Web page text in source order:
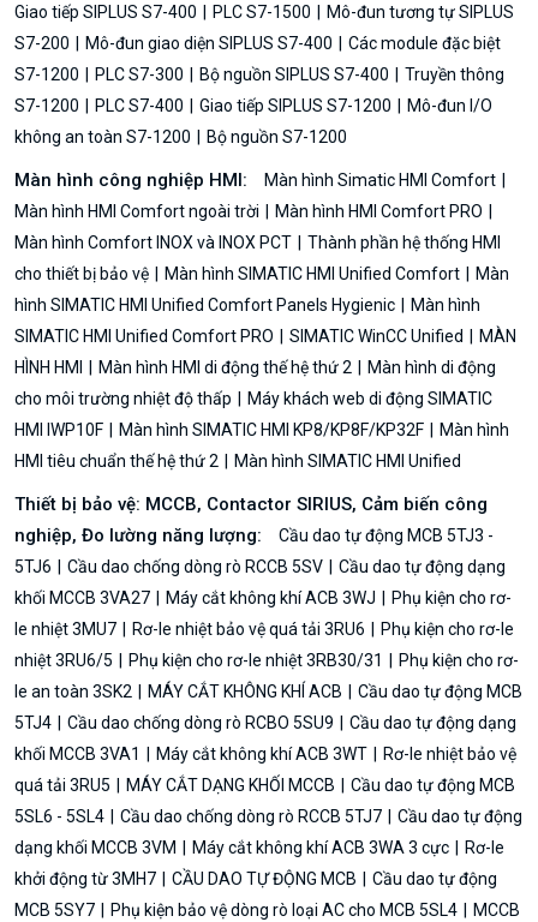
Giao tiếp SIPLUS S7-400
PLC S7-1500
Mô-đun tương tự SIPLUS
S7-200
Mô-đun giao diện SIPLUS S7-400
Các module đặc biệt
S7-1200
PLC S7-300 Bộ nguồn SIPLUS S7-400
Truyền thông
S7-1200
PLC S7-400 Giao tiếp SIPLUS S7-1200
Mô-đun I/O
không an toàn S7-1200
Bộ nguồn S7-1200
Màn hình công nghiệp HMI:
Màn hình Simatic HMI Comfort
Màn hình HMI Comfort ngoài trời
Màn hình HMI Comfort PRO
Màn hình Comfort INOX và INOX PCT
Thành phần hệ thống HMI
cho thiết bị bảo vệ
Màn hình SIMATIC HMI Unified Comfort
Màn
hình SIMATIC HMI Unified Comfort Panels Hygienic
Màn hình
SIMATIC HMI Unified Comfort PRO
SIMATIC WinCC Unified
MÀN
HÌNH HMI
Màn hình HMI di động thế hệ thứ 2
Màn hình di động
cho môi trường nhiệt độ thấp
Máy khách web di động SIMATIC
HMI IWP10F
Màn hình SIMATIC HMI KP8/KP8F/KP32F
Màn hình
HMI tiêu chuẩn thế hệ thứ 2
Màn hình SIMATIC HMI Unified
Thiết bị bảo vệ: MCCB, Contactor SIRIUS, Cảm biến công
nghiệp, Đo lường năng lượng:
Cầu dao tự động MCB 5TJ3 -
5TJ6
Cầu dao chống dòng rò RCCB 5SV
Cầu dao tự động dạng
khối MCCB 3VA27
Máy cắt không khí ACB 3WJ
Phụ kiện cho rơ-
le nhiệt 3MU7
Rơ-le nhiệt bảo vệ quá tải 3RU6
Phụ kiện cho rơ-le
nhiệt 3RU6/5
Phụ kiện cho rơ-le nhiệt 3RB30/31
Phụ kiện cho rơ-
le an toàn 3SK2
MÁY CẮT KHÔNG KHÍ ACB
Cầu dao tự động MCB
5TJ4
Cầu dao chống dòng rò RCBO 5SU9
Cầu dao tự động dạng
khối MCCB 3VA1
Máy cắt không khí ACB 3WT
Rơ-le nhiệt bảo vệ
quá tải 3RU5
MÁY CẮT DẠNG KHỐI MCCB
Cầu dao tự động MCB
5SL6 - 5SL4
Cầu dao chống dòng rò RCCB 5TJ7
Cầu dao tự động
dạng khối MCCB 3VM
Máy cắt không khí ACB 3WA 3 cực
Rơ-le
khởi động từ 3MH7
CẦU DAO TỰ ĐỘNG MCB
Cầu dao tự động
MCB 5SY7
Phụ kiện bảo vệ dòng rò loại AC cho MCB 5SL4
MCCB